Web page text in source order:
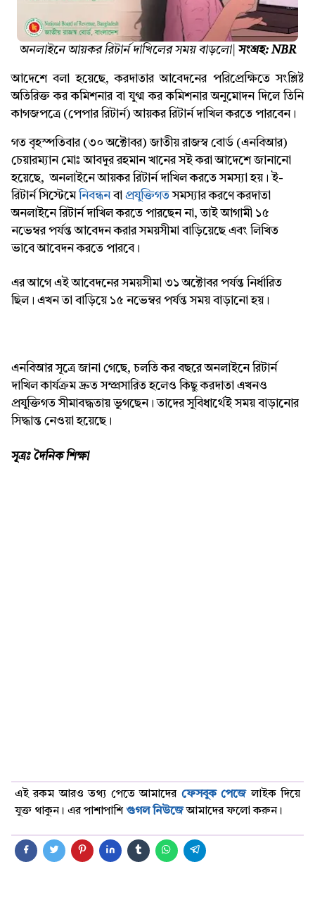
অনলাইনে আয়কর রিটার্ন দাখিলের সময় বাড়লো| সংগ্রহ: NBR
আদেশে বলা হয়েছে, করদাতার আবেদনের পরিপ্রেক্ষিতে সংশ্লিষ্ট
অতিরিক্ত কর কমিশনার বা যুগ্ম কর কমিশনার অনুমোদন দিলে তিনি
কাগজপত্রে (পেপার রিটার্ন) আয়কর রিটার্ন দাখিল করতে পারবেন।
গত বৃহস্পতিবার (৩০ অক্টোবর) জাতীয় রাজস্ব বোর্ড (এনবিআর)
চেয়ারম্যান মোঃ আবদুর রহমান খানের সই করা আদেশে জানানো
হয়েছে, অনলাইনে আয়কর রিটার্ন দাখিল করতে সমস্যা হয়। ই-
রিটার্ন সিস্টেমেনিবন্ধনবা প্রযুক্তিগতসমস্যার করণে করদাতা
অনলাইনে রিটার্ন দাখিল করতে পারছেন না, তাই আগামী ১৫
নভেম্বর পর্যন্ত আবেদন করার সময়সীমা বাড়িয়েছে এবং লিখিত
ভাবে আবেদন করতে পারবে।
এর আগে এই আবেদনের সময়সীমা ৩১ অক্টোবর পর্যন্ত নির্ধারিত
ছিল। এখন তা বাড়িয়ে ১৫ নভেম্বর পর্যন্ত সময় বাড়ানো হয়।
এনবিআর সূত্রে জানা গেছে, চলতি কর বছরে অনলাইনে রিটার্ন
দাখিল কার্যক্রম দ্রুত সম্প্রসারিত হলেও কিছু করদাতা এখনও
প্রযুক্তিগত সীমাবদ্ধতায় ভুগছেন। তাদের সুবিধার্থেই সময় বাড়ানোর
সিদ্ধান্ত নেওয়া হয়েছে।
সূত্রঃ দৈনিক শিক্ষা
এই রকম আরও তথ্য পেতে আমাদের ফেসবুক পেজেলাইক দিয়ে
যুক্ত থাকুন। এর পাশাপাশিগুগল নিউজেআমাদের ফলো করুন।